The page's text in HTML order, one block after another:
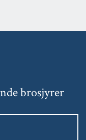
brosjyrer